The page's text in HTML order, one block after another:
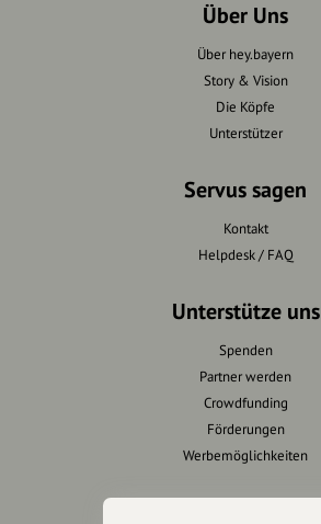
Über Uns
Über hey.bayern
Story & Vision
Die Köpfe
Unterstützer
Servus sagen
Kontakt
Helpdesk / FAQ
Unterstütze uns
Spenden
Partner werden
Crowdfunding
Förderungen
Werbemöglichkeiten